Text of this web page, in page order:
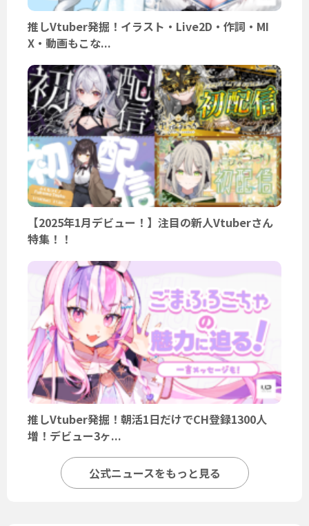
推しVtuber発掘！イラスト・Live2D・作詞・MI
X・動画もこな...
【2025年1月デビュー！】注目の新人Vtuberさん
特集！！
推しVtuber発掘！朝活1日だけでCH登録1300人
増！デビュー3ヶ...
公式ニュースをもっと見る